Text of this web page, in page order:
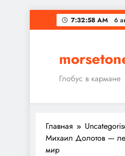
Перейти
к
7:32:59 AM 6
Глобус в кармане
Главная
Михаил Долотов —
мир